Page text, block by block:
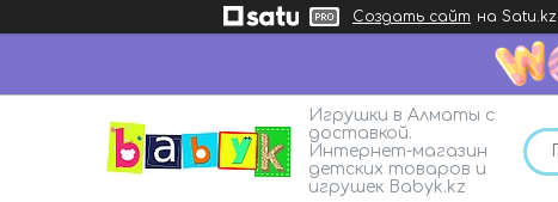
Создать сайт на Satu.kz
Игрушки в Алматы с
доставкой.
Интернет-магазин
детских товаров и
игрушек Babyk.kz